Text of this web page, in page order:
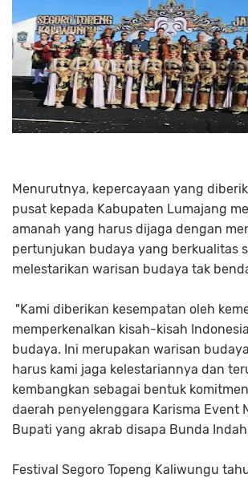
Menurutnya, kepercayaan yang
pusat kepada Kabupaten Lumajang
amanah yang harus dijaga dengan
pertunjukan budaya yang berkualitas
melestarikan warisan budaya tak
"Kami diberikan kesempatan oleh
memperkenalkan kisah-kisah
budaya. Ini merupakan warisan
harus kami jaga kelestariannya dan
kembangkan sebagai bentuk
daerah penyelenggara Karisma Event
Bupati yang akrab disapa Bunda
Festival Segoro Topeng Kaliwungu